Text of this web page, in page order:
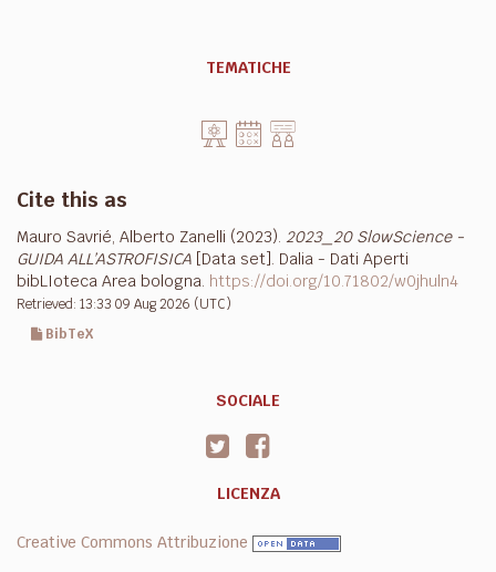
TEMATICHE
Cite this as
Mauro Savrié, Alberto Zanelli (2023). 2023_20 SlowScience -
GUIDA ALL’ASTROFISICA [Data set]. Dalia - Dati Aperti
bibLIoteca Area bologna. https://doi.org/10.71802/w0jhuln4
Retrieved: 13:33 09 Aug 2026 (UTC)
BibTeX
SOCIALE
LICENZA
Creative Commons Attribuzione